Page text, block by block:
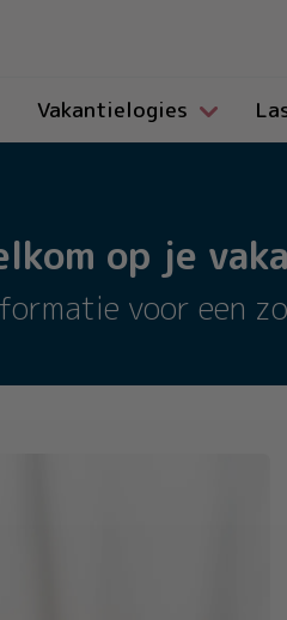
Vakantielogies
op je
voor een